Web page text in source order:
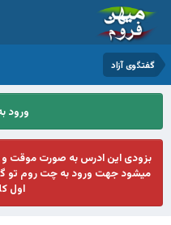
گفتگوی آزاد
ورود
بزودی این ادرس به صورت موقت و
میشود جهت ورود به چت روم تو
اول